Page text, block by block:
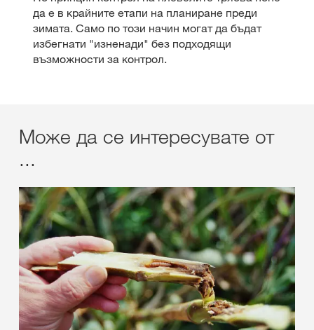
да е в крайните етапи на планиране преди
зимата. Само по този начин могат да бъдат
избегнати "изненади" без подходящи
възможности за контрол.
Може да се интересувате от
...